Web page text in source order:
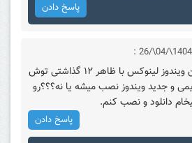
پاسخ دادن
سلام ممنون این ویندوز لینوکس با ظاهر ۱۲ گذاشتی توش
و جدید ویندوز نصب میشه یا نه؟؟؟رو
دانلود و نصب کنم.
پاسخ دادن